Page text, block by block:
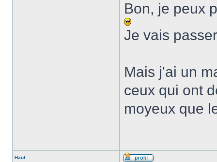
Bon, je peux
Je vais
Mais j'ai un
ceux qui ont
moyeux que
Haut